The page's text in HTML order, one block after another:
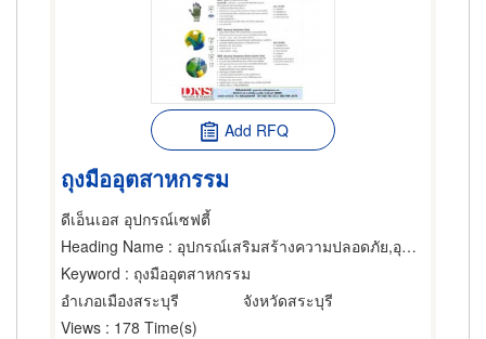
Add RFQ
ถุงมืออุตสาหกรรม
ดีเอ็นเอส อุปกรณ์เซฟตี้
Heading Name : อุปกรณ์เสริมสร้างความปลอดภัย,อุปกรณ์และเครื่องใช้ทำความสะอาด,อุปกรณ์เซฟตี้
Keyword : ถุงมืออุตสาหกรรม
อำเภอเมืองสระบุรี
จังหวัดสระบุรี
Views : 178 Time(s)